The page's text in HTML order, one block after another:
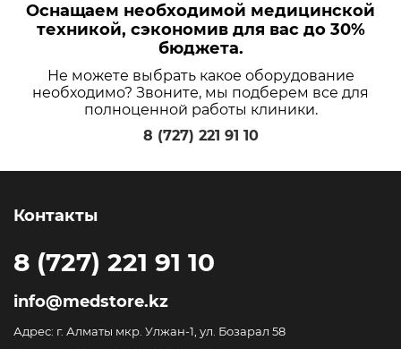
Оснащаем необходимой медицинской
техникой, сэкономив для вас до 30%
бюджета.
Не можете выбрать какое оборудование
необходимо? Звоните, мы подберем все для
полноценной работы клиники.
8 (727) 221 91 10
Контакты
8 (727) 221 91 10
info@medstore.kz
Адрес: г. Алматы мкр. Улжан-1, ул. Бозарал 58